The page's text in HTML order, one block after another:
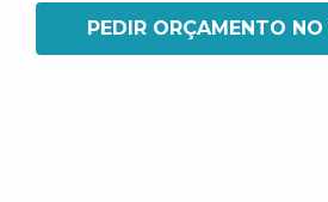
PEDIR ORÇAMENTO